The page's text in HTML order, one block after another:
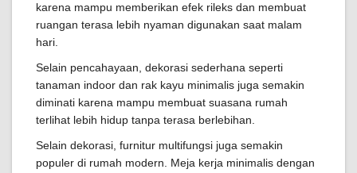
karena mampu memberikan efek rileks dan membuat
ruangan terasa lebih nyaman digunakan saat malam
hari.
Selain pencahayaan, dekorasi sederhana seperti
tanaman indoor dan rak kayu minimalis juga semakin
diminati karena mampu membuat suasana rumah
terlihat lebih hidup tanpa terasa berlebihan.
Selain dekorasi, furnitur multifungsi juga semakin
populer di rumah modern. Meja kerja minimalis dengan